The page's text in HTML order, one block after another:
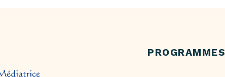
PROGRAMMES